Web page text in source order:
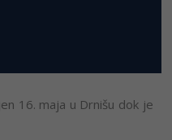
16. maja u Drnišu dok je